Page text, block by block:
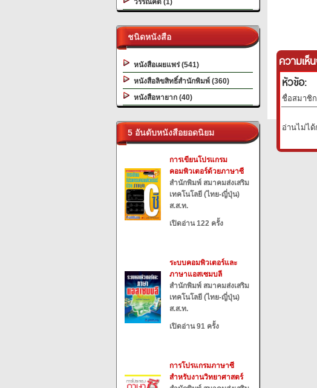
วรรณคดี (1)
ชนิดหนังสือ
หนังสือเผยแพร่ (541)
หนังสือลิขสิทธิ์สำนักพิมพ์ (360)
หนังสือหายาก (40)
5 อันดับหนังสือยอดนิยม
การเขียนโปรแกรม
คอมพิวเตอร์ด้วยภาษาซี
สำนักพิมพ์ สมาคมส่งเสริม
เทคโนโลยี (ไทย-ญี่ปุ่น)
ส.ส.ท.
เปิดอ่าน 122 ครั้ง
ระบบคอมพิวเตอร์และ
ภาษาแอสเซมบลี
สำนักพิมพ์ สมาคมส่งเสริม
เทคโนโลยี (ไทย-ญี่ปุ่น)
ส.ส.ท.
เปิดอ่าน 91 ครั้ง
การโปรแกรมภาษาซี
สำหรับงานวิทยาศาสตร์
ความเห็
หัวข้อ:
ชื่อสมาชิก
อ่านไม่ไ